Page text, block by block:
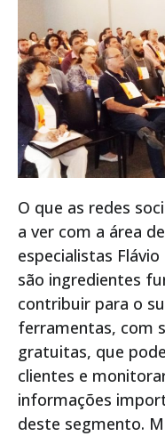
O que as redes
a ver com a área
especialistas
são ingredientes
contribuir para o
ferramentas, com
gratuitas, que
clientes e
informações
deste segmento.